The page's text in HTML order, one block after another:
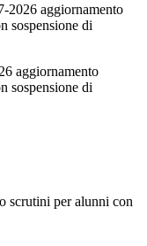
2026 aggiornamento
sospensione di
aggiornamento
sospensione di
scrutini per alunni con